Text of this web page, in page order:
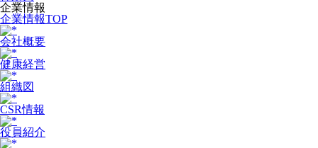
企業情報
企業情報TOP
会社概要
健康経営
組織図
CSR情報
役員紹介